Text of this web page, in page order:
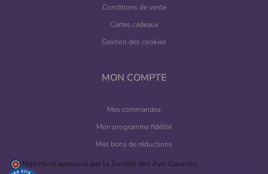
Conditions de vente
Cartes cadeaux
Gestion des cookies
MON COMPTE
Mes commandes
Mon programme fidélité
Mes bons de réductions
Marchand approuvé par la Société des Avis Garantis,